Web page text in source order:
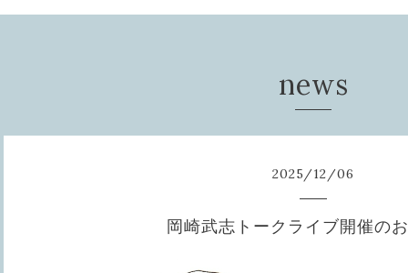
news
2025/12/06
岡崎武志トークライブ開催の